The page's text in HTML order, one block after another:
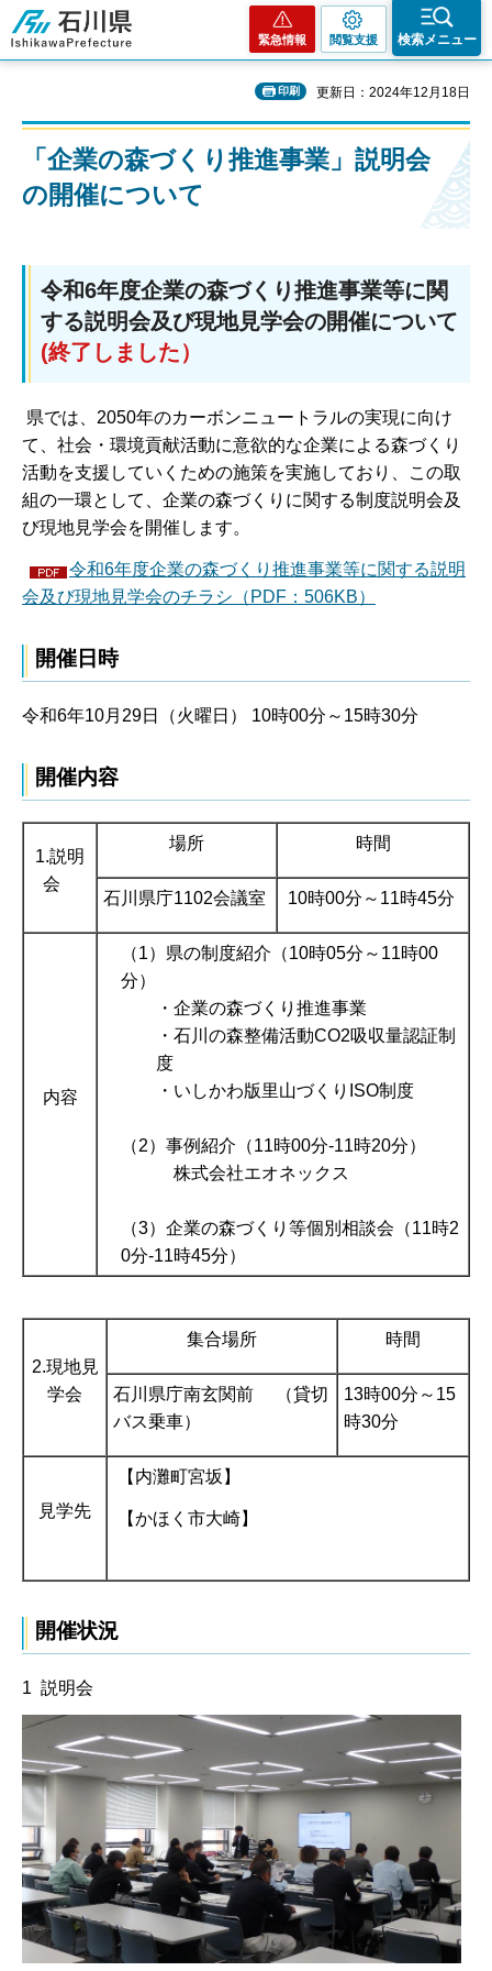
石川県
緊急情報 閲覧支援 検索メニュー
印刷 更新日：2024年12月18日
「企業の森づくり推進事業」説明会
の開催について
令和6年度企業の森づくり推進事業等に関
する説明会及び現地見学会の開催について
(終了しました）
県では、2050年のカーボンニュートラルの実現に向け
て、社会・環境貢献活動に意欲的な企業による森づくり
活動を支援していくための施策を実施しており、この取
組の一環として、企業の森づくりに関する制度説明会及
び現地見学会を開催します。
令和6年度企業の森づくり推進事業等に関する説明
会及び現地見学会のチラシ（PDF：506KB）
開催日時
令和6年10月29日（火曜日） 10時00分～15時30分
開催内容
1.説明
会
場所 時間
石川県庁1102会議室 10時00分～11時45分
内容
（1）県の制度紹介（10時05分～11時00
分）
・企業の森づくり推進事業
・石川の森整備活動CO2吸収量認証制
度
・いしかわ版里山づくりISO制度
（2）事例紹介（11時00分-11時20分）
株式会社エオネックス
（3）企業の森づくり等個別相談会（11時2
0分-11時45分）
2.現地見
学会
集合場所 時間
石川県庁南玄関前 （貸切
バス乗車）
13時00分～15
時30分
見学先
【内灘町宮坂】
【かほく市大崎】
開催状況
1 説明会